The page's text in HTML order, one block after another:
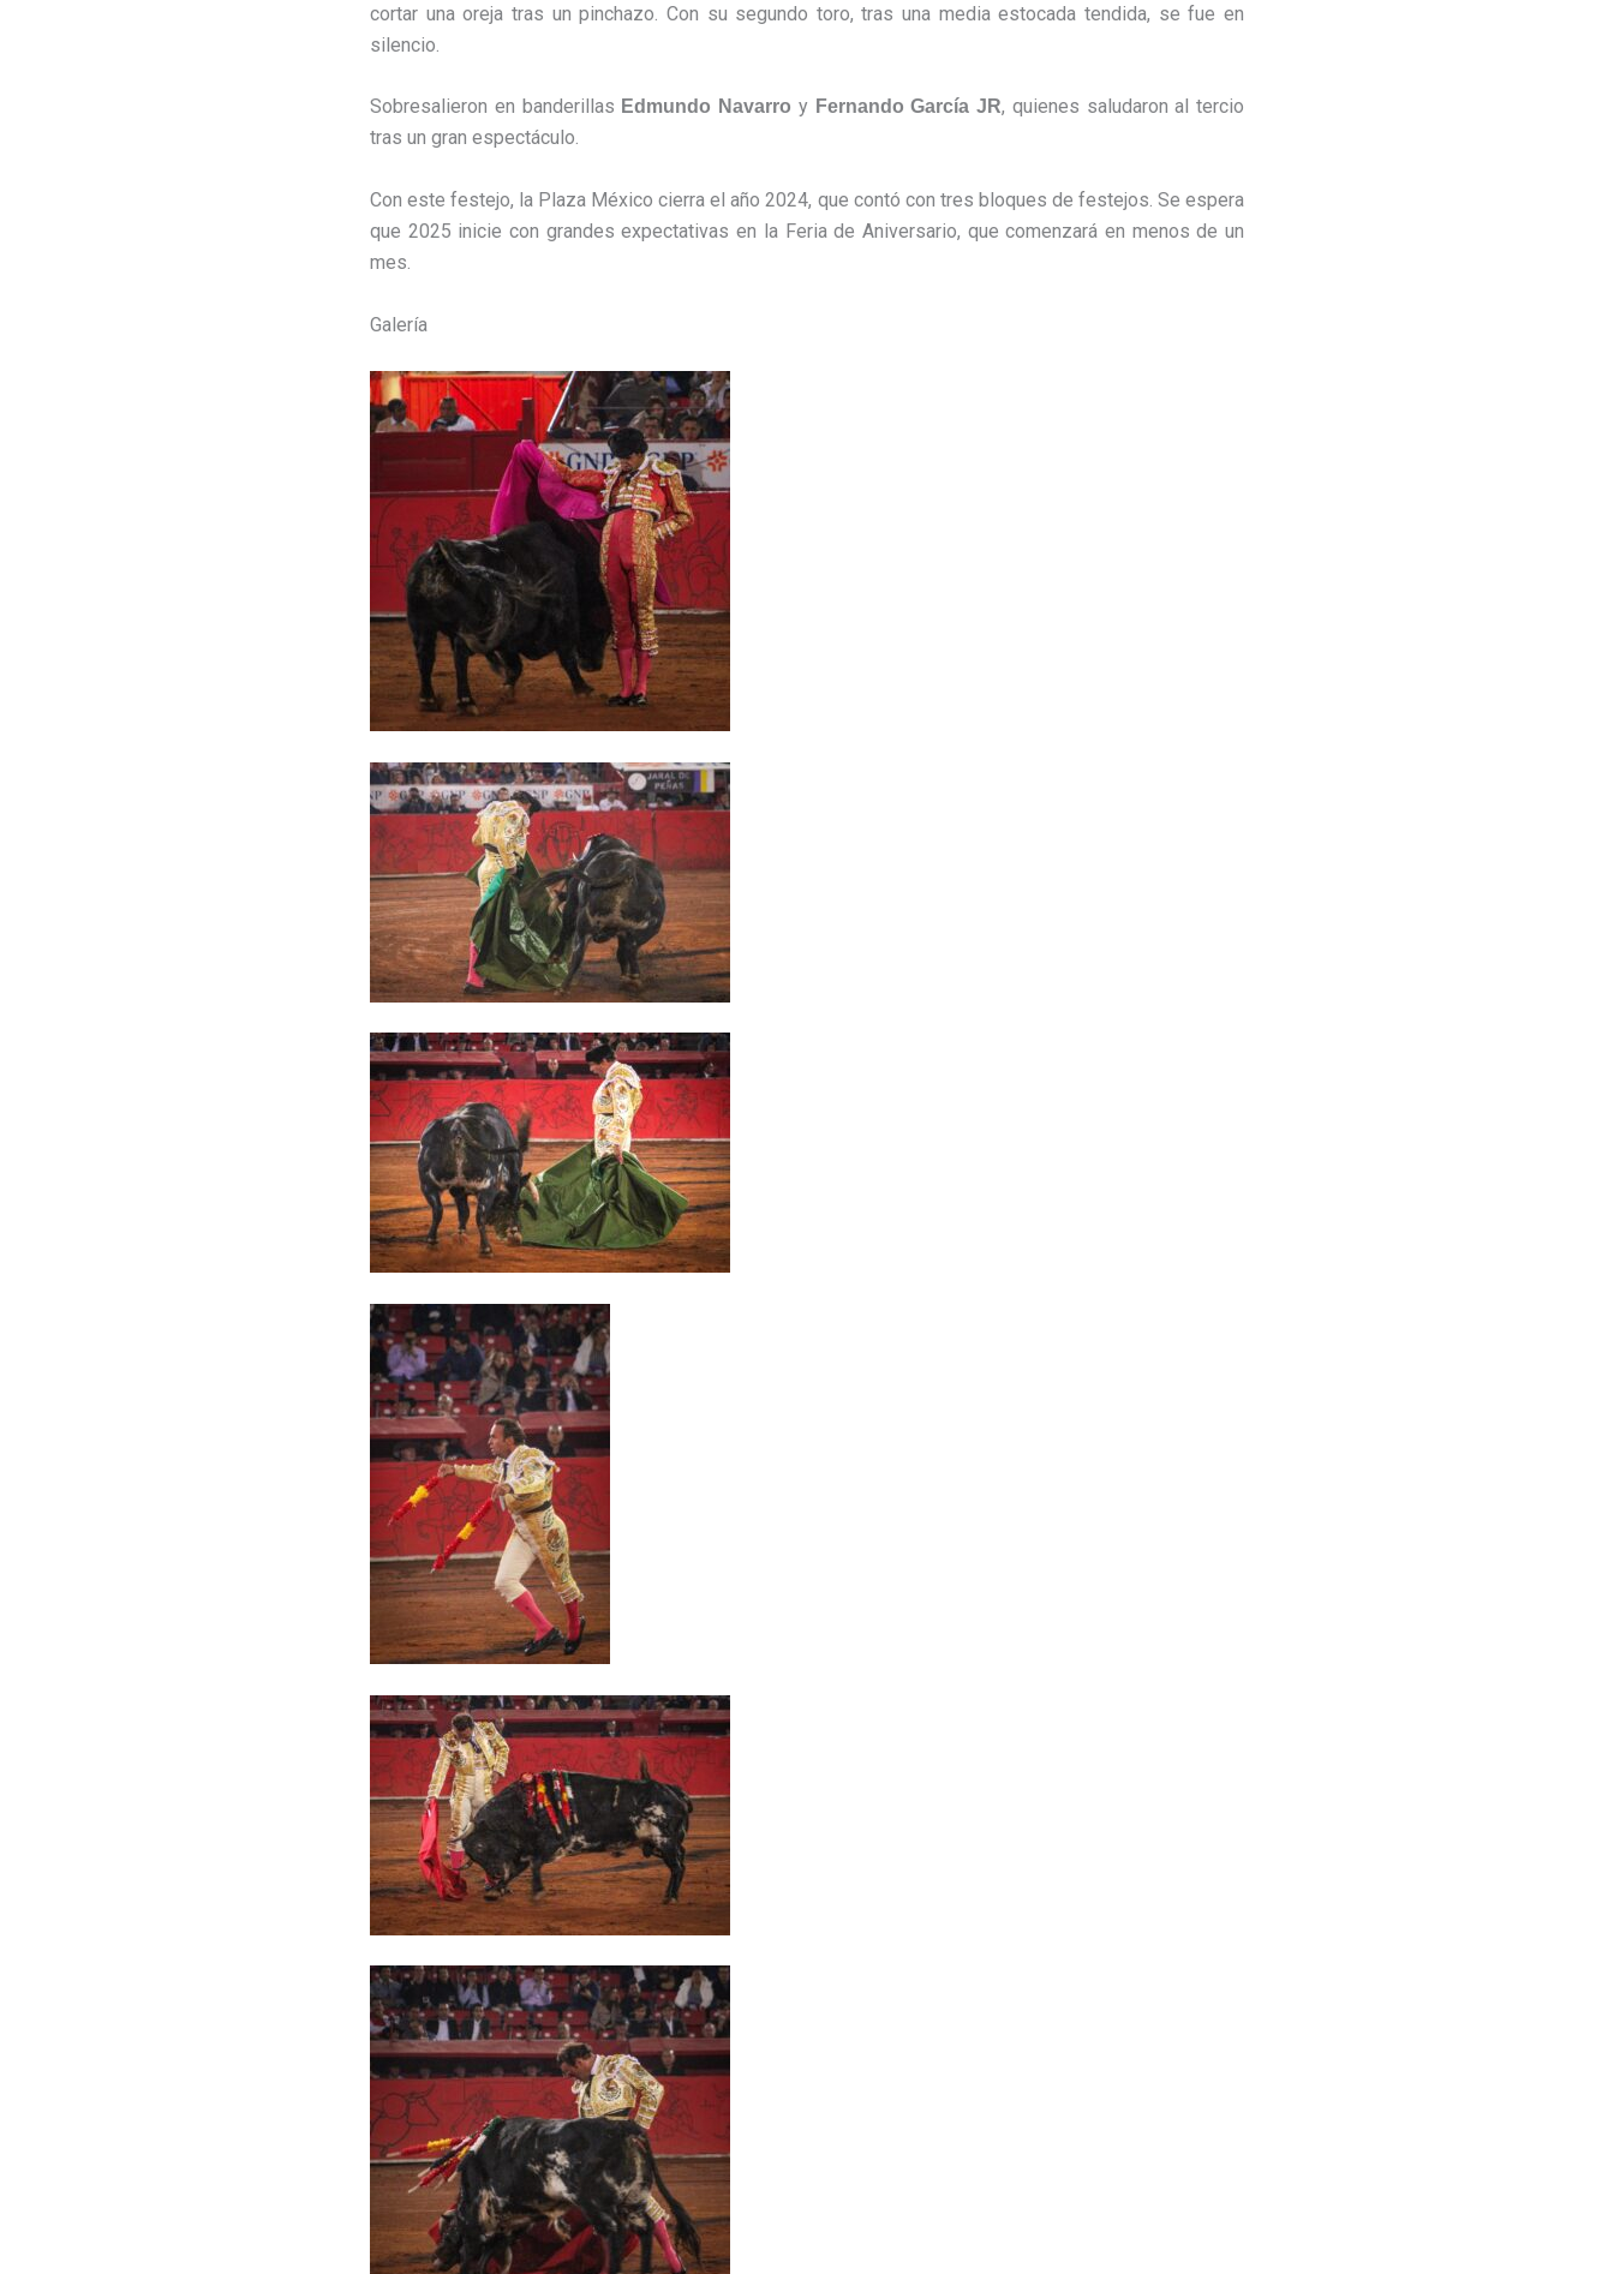
cortar una oreja tras un pinchazo. Con su segundo toro, tras una media estocada tendida, se fue en
silencio.
Sobresalieron en banderillas Edmundo Navarro y Fernando García JR, quienes saludaron al tercio
tras un gran espectáculo.
Con este festejo, la Plaza México cierra el año 2024, que contó con tres bloques de festejos. Se espera
que 2025 inicie con grandes expectativas en la Feria de Aniversario, que comenzará en menos de un
mes.
Galería